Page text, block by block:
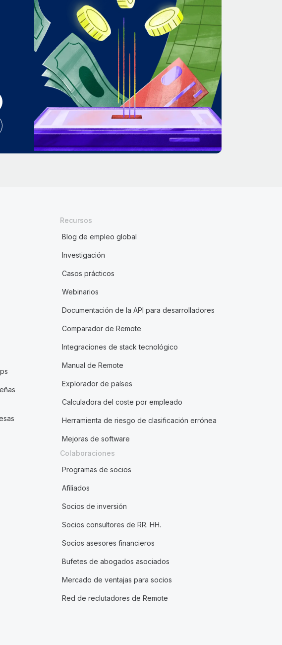
Recursos
Blog de empleo global
Investigación
Casos prácticos
Webinarios
Documentación de la API para desarrolladores
Comparador de Remote
Integraciones de stack tecnológico
Manual de Remote
Explorador de países
Calculadora del coste por empleado
Herramienta de riesgo de clasificación errónea
Mejoras de software
Colaboraciones
Programas de socios
Afiliados
Socios de inversión
Socios consultores de RR. HH.
Socios asesores financieros
Bufetes de abogados asociados
Mercado de ventajas para socios
Red de reclutadores de Remote